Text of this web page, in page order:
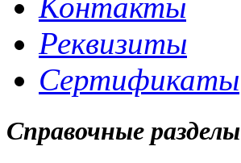
Контакты
Реквизиты
Сертификаты
Справочные разделы